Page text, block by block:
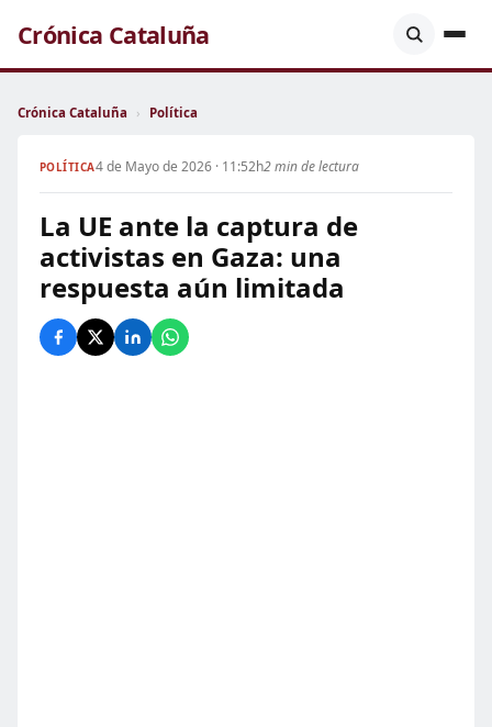
Crónica Cataluña
Crónica Cataluña › Política
POLÍTICA4 de Mayo de 2026 · 11:52h2 min de lectura
La UE ante la captura de
activistas en Gaza: una
respuesta aún limitada